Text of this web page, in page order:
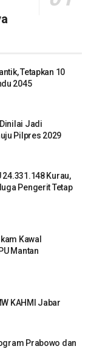
Tetapkan 10
2045
Jadi
Pilpres 2029
24.331.148 Kurau,
Pengerit Tetap
Kawal
Mantan
KAHMI Jabar
Prabowo dan